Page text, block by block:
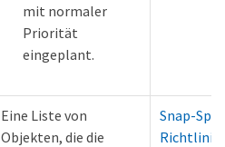
mit normaler
Priorität
eingeplant.
Eine Liste von
Objekten, die die
Snap-